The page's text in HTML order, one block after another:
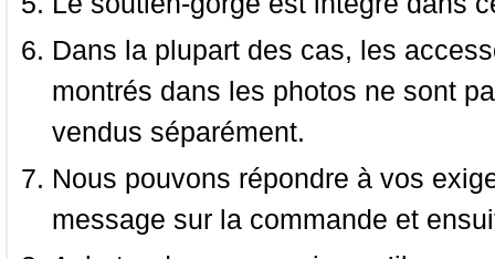
Dans la plupart des cas, les
montrés dans les photos ne sont
vendus séparément.
Nous pouvons répondre à vos
message sur la commande et